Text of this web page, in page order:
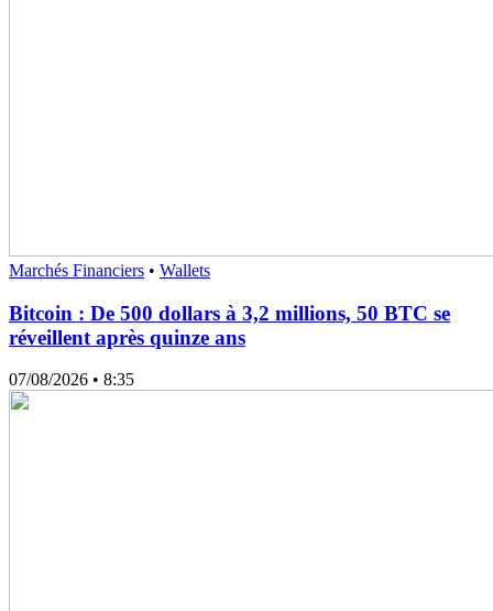
Marchés Financiers • Wallets
Bitcoin : De 500 dollars à 3,2 millions, 50 BTC se
réveillent après quinze ans
07/08/2026 • 8:35